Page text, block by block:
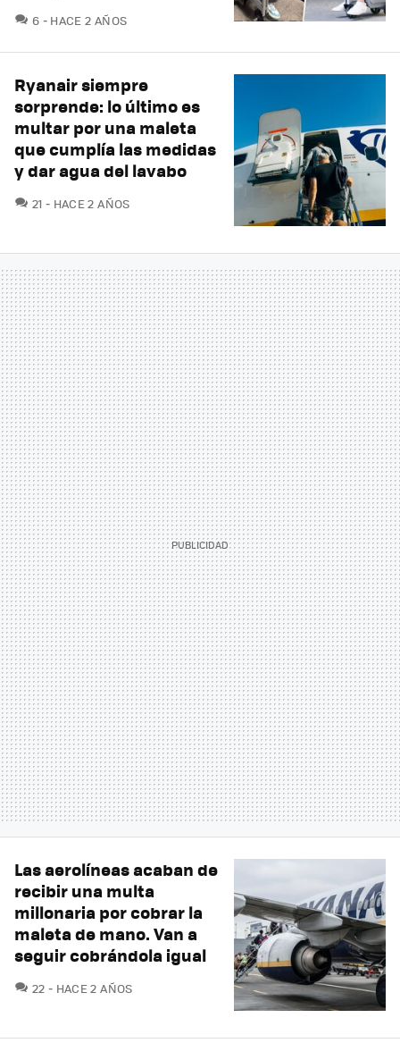
6 COMENTARIOS
HACE 2 AÑOS
Ryanair siempre
sorprende: lo último es
multar por una maleta
que cumplía las medidas
y dar agua del lavabo
21 COMENTARIOS
HACE 2 AÑOS
Las aerolíneas acaban de
recibir una multa
millonaria por cobrar la
maleta de mano. Van a
seguir cobrándola igual
22 COMENTARIOS
HACE 2 AÑOS